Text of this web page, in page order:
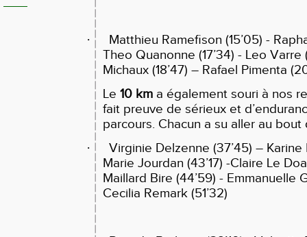
·
Matthieu Ramefison (15’05) -
Theo Quanonne (17’34) - Leo Varre
Michaux (18’47) – Rafael Pimenta
Le 10 km a également souri à nos
fait preuve de sérieux et
parcours. Chacun a su aller au
·
Virginie Delzenne (37’45) – Karine
Marie Jourdan (43’17) -Claire Le
Maillard Bire (44’59) - Emmanuelle
Cecilia Remark (51’32)